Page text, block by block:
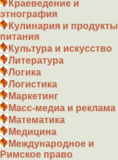
Краеведение и
этнография
Кулинария и продукты
питания
Культура и искусство
Литература
Логика
Логистика
Маркетинг
Масс-медиа и реклама
Математика
Медицина
Международное и
Римское право